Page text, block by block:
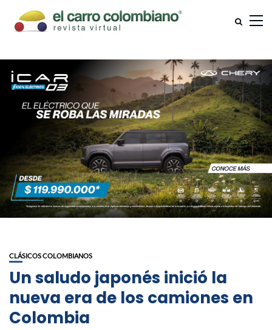
CLÁSICOS COLOMBIANOS
Un saludo japonés inició la
nueva era de los camiones en
Colombia